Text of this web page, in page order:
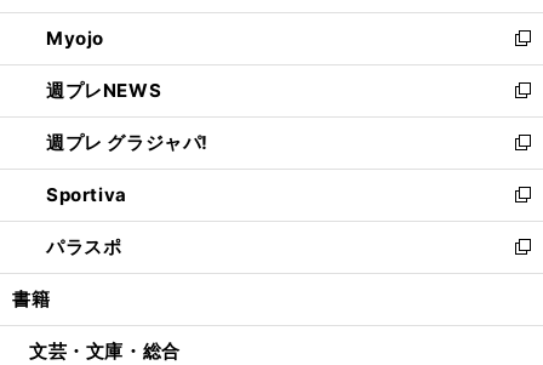
開
く
ウ
で
開
く
ン
ド
ウ
で
開
く
ウ
ィ
ン
ド
ウ
で
開
く
Myojo
新
し
い
ウ
ィ
ン
ド
ウ
で
開
週プレNEWS
新
し
い
ウ
ィ
ン
ド
ウ
開
週プレ グラジャパ!
新
し
い
ウ
ィ
ン
ウ
Sportiva
新
し
い
ウ
ン
パラスポ
新
し
ウ
書籍
文芸・文庫・総合